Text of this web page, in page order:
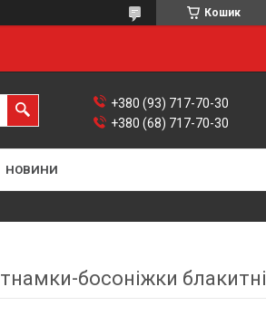
Кошик
+380 (93) 717-70-30
+380 (68) 717-70-30
НОВИНИ
босоніжки блакитні